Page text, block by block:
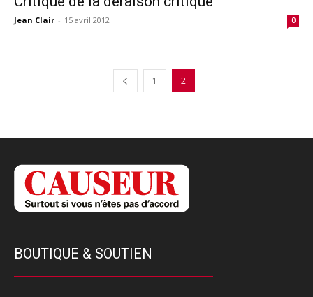
Jean Clair - 15 avril 2012 0
1 2
BOUTIQUE & SOUTIEN